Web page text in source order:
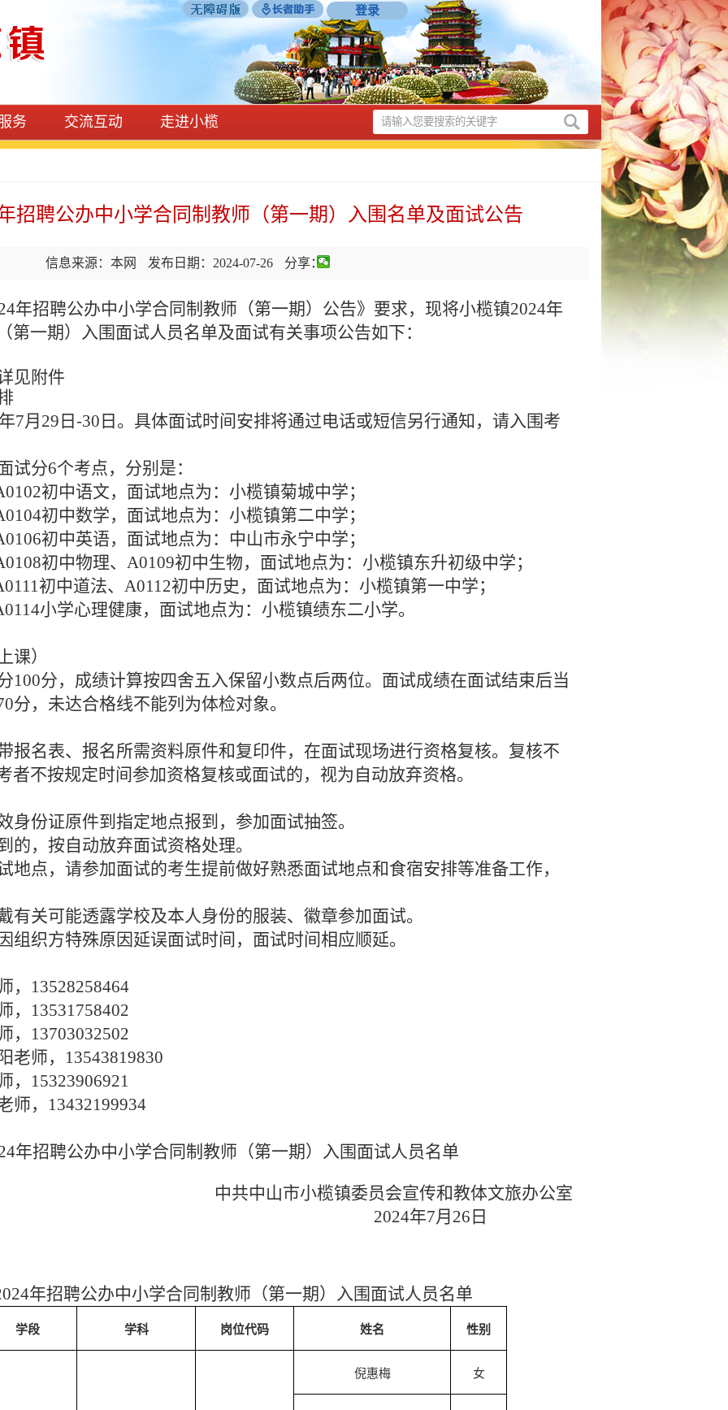
登录
务 交流互动 走进小榄
招聘公办中小学合同制教师（第一期）入围名单及面试公告
信息来源：本网 发布日期：2024-07-26 分享：
年招聘公办中小学合同制教师（第一期）公告》要求，现将小榄镇2024年
第一期）入围面试人员名单及面试有关事项公告如下：
见附件
7月29日-30日。具体面试时间安排将通过电话或短信另行通知，请入围考
试分6个考点，分别是：
初中语文， 面试地点为： 小榄镇菊城中学；
初中数学， 面试地点为 ：小榄镇第二中学；
初中英语， 面试地点为 ：中山市永宁中学；
初中物理、 A0109初中生物， 面试地点为 ：小榄镇东升初级中学；
初中道法、 A0112初中历史， 面试地点为 ：小榄镇第一中学；
小学心理健康， 面试地点为 ：小榄镇绩东二小学。
课）
100分，成绩计算按四舍五入保留小数点后两位。面试成绩在面试结束后当
70分，未达合格线不能列为体检对象。
报名表、报名所需资料原件和复印件，在面试现场进行资格复核。复核不
者不按规定时间参加资格复核或面试的，视为自动放弃资格。
身份证原件到指定地点报到，参加面试抽签。
的，按自动放弃面试资格处理。
地点，请参加面试的考生提前做好熟悉面试地点和食宿安排等准备工作，
有关可能透露学校及本人身份的服装、徽章参加面试。
组织方特殊原因延误面试时间，面试时间相应顺延。
， 13528258464
， 13531758402
， 13703032502
阳老师， 13543819830
， 15323906921
师， 13432199934
年招聘公办中小学合同制教师 （第一期）入围面试人员名单
中共中山市小榄镇委员会宣传和教体文旅办公室
2024年7月 26 日
年招聘公办中小学合同制教师（第一期） 入围面试人员名单
学段 学科 岗位代码 姓名 性别
倪惠梅 女